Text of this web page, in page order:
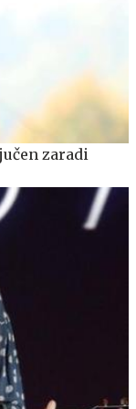
zaradi